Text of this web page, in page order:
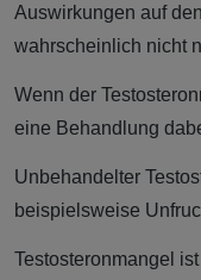
Auswirkungen auf
wahrscheinlich nicht
Wenn der
eine Behandlung
Unbehandelter
beispielsweise
Testosteronmangel